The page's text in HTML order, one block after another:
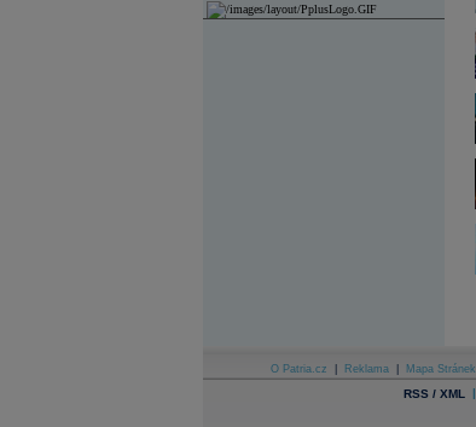
Archiv - Měsíční makroekonomické přehledy
O Patria.cz Reklama Mapa Stránek
RSS / XML |